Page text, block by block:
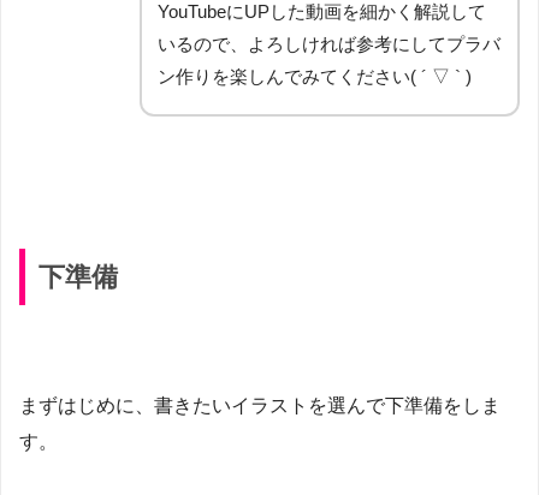
YouTubeにUPした動画を細かく解説して
いるので、よろしければ参考にしてプラバ
ン作りを楽しんでみてください( ´ ▽ ` )
下準備
まずはじめに、書きたいイラストを選んで下準備をしま
す。